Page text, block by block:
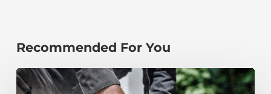
Recommended For You